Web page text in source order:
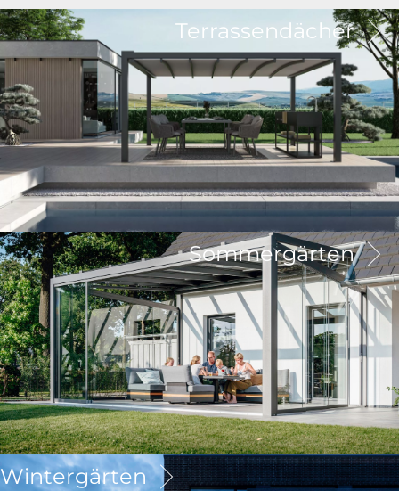
Terrassendächer
Sommergärten
Wintergärten